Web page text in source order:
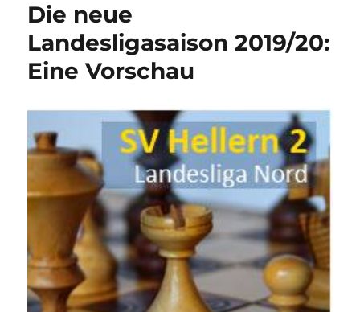
Die neue
Landesligasaison 2019/20:
Eine Vorschau